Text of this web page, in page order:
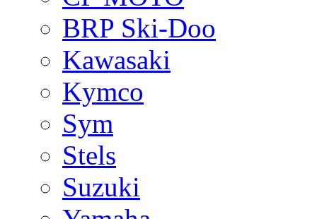
BRP Ski-Doo
Kawasaki
Kymco
Sym
Stels
Suzuki